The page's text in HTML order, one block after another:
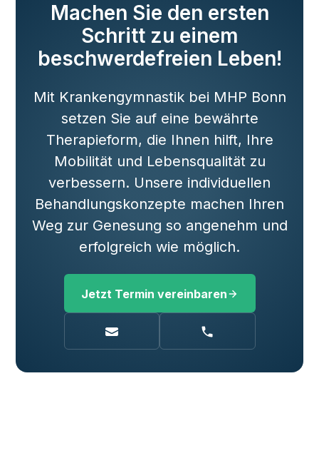
Machen Sie den ersten
Schritt zu einem
beschwerdefreien Leben!
Mit Krankengymnastik bei MHP Bonn
setzen Sie auf eine bewährte
Therapieform, die Ihnen hilft, Ihre
Mobilität und Lebensqualität zu
verbessern. Unsere individuellen
Behandlungskonzepte machen Ihren
Weg zur Genesung so angenehm und
erfolgreich wie möglich.
Jetzt Termin vereinbaren